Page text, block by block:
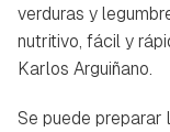
verduras y
nutritivo, fácil y
Karlos Arguiñano.
Se puede preparar